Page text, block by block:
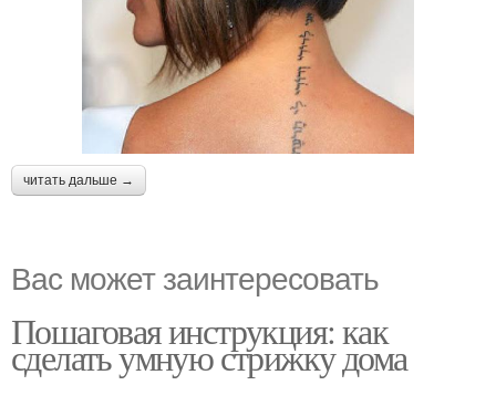
читать дальше →
Вас может заинтересовать
Пошаговая инструкция: как
сделать умную стрижку дома